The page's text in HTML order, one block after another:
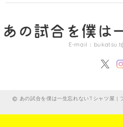
E-mail：
あの試合を僕は一生忘れないTシャツ屋 |